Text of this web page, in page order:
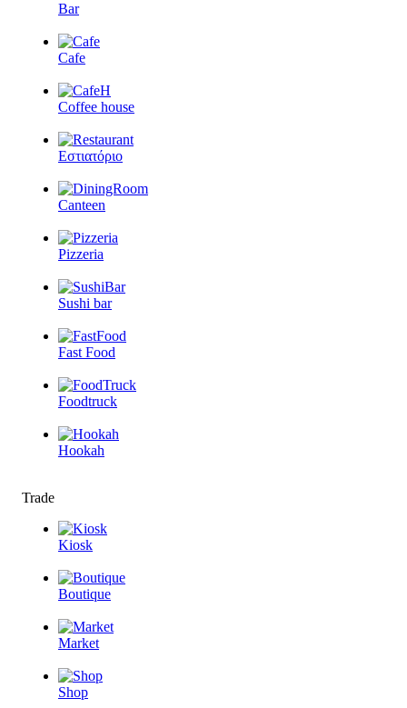
Bar
Cafe
Coffee house
Εστιατόριο
Canteen
Pizzeria
Sushi bar
Fast Food
Foodtruck
Hookah
Trade
Kiosk
Boutique
Market
Shop